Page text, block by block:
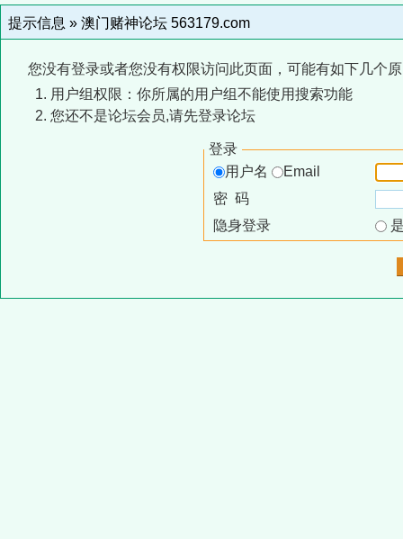
提示信息 » 澳门赌神论坛 563179.com
您没有登录或者您没有权限访问此页面，可能有如下几个
用户组权限：你所属的用户组不能使用搜索功能
您还不是论坛会员,请先登录论坛
登录
用户名
Email
密 码
隐身登录